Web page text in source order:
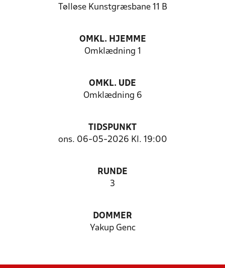
Tølløse Kunstgræsbane 11 B
OMKL. HJEMME
Omklædning 1
OMKL. UDE
Omklædning 6
TIDSPUNKT
ons. 06-05-2026 Kl. 19:00
RUNDE
3
DOMMER
Yakup Genc